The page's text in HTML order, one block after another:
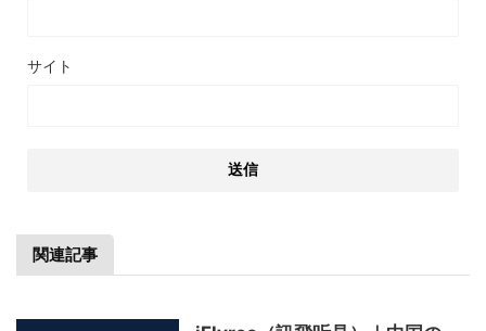
サイト
関連記事